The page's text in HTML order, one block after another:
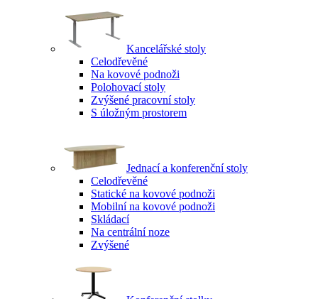
Kancelářské stoly
Celodřevěné
Na kovové podnoži
Polohovací stoly
Zvýšené pracovní stoly
S úložným prostorem
Jednací a konferenční stoly
Celodřevěné
Statické na kovové podnoži
Mobilní na kovové podnoži
Skládací
Na centrální noze
Zvýšené